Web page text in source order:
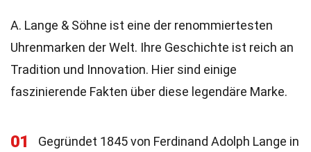
A. Lange & Söhne ist eine der renommiertesten
Uhrenmarken der Welt. Ihre Geschichte ist reich an
Tradition und Innovation. Hier sind einige
faszinierende Fakten über diese legendäre Marke.
01
Gegründet 1845 von Ferdinand Adolph Lange in